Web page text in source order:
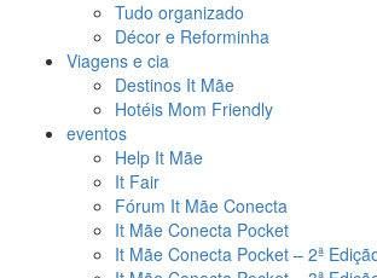
Tudo organizado
Décor e Reforminha
Viagens e cia
Destinos It Mãe
Hotéis Mom Friendly
eventos
Help It Mãe
It Fair
Fórum It Mãe Conecta
It Mãe Conecta Pocket
It Mãe Conecta Pocket – 2ª